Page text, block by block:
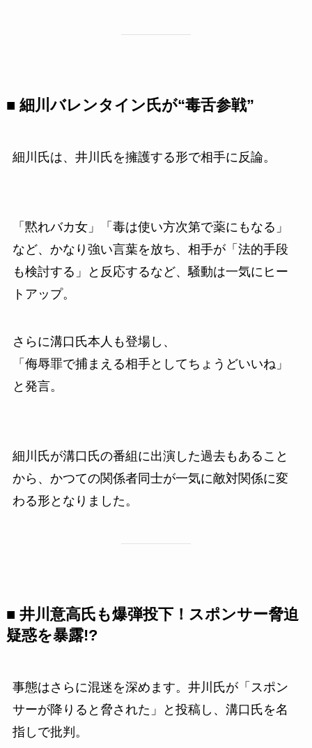
■ 細川バレンタイン氏が“毒舌参戦”
細川氏は、井川氏を擁護する形で相手に反論。
「黙れバカ女」「毒は使い方次第で薬にもなる」
など、かなり強い言葉を放ち、相手が「法的手段
も検討する」と反応するなど、騒動は一気にヒー
トアップ。
さらに溝口氏本人も登場し、
「侮辱罪で捕まえる相手としてちょうどいいね」
と発言。
細川氏が溝口氏の番組に出演した過去もあること
から、かつての関係者同士が一気に敵対関係に変
わる形となりました。
■ 井川意高氏も爆弾投下！スポンサー脅迫
疑惑を暴露!?
事態はさらに混迷を深めます。井川氏が「スポン
サーが降りると脅された」と投稿し、溝口氏を名
指しで批判。